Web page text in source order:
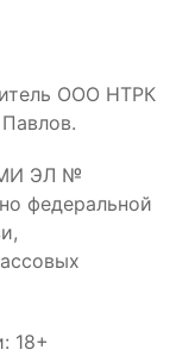
ООО НТРК
ЭЛ №
федеральной
18+